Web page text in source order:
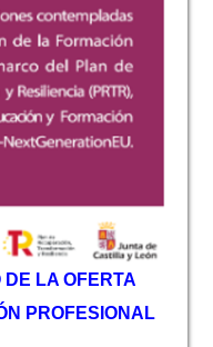
DE LA OFERTA
PROFESIONAL